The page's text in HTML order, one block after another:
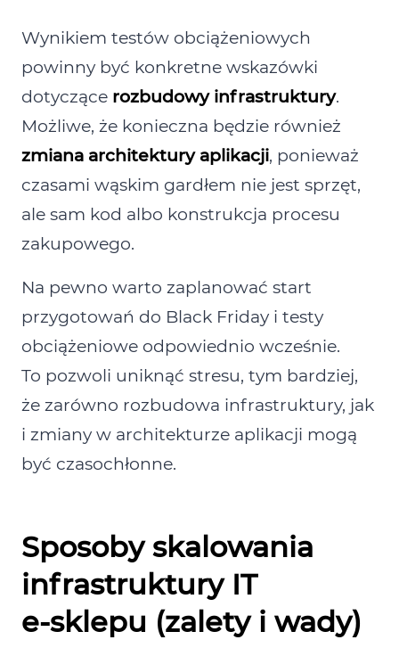
Wynikiem testów obciążeniowych
powinny być konkretne wskazówki
dotyczące rozbudowy infrastruktury.
Możliwe, że konieczna będzie również
zmiana architektury aplikacji, ponieważ
czasami wąskim gardłem nie jest sprzęt,
ale sam kod albo konstrukcja procesu
zakupowego.
Na pewno warto zaplanować start
przygotowań do Black Friday i testy
obciążeniowe odpowiednio wcześnie.
To pozwoli uniknąć stresu, tym bardziej,
że zarówno rozbudowa infrastruktury, jak
i zmiany w architekturze aplikacji mogą
być czasochłonne.
Sposoby skalowania
infrastruktury IT
e‑sklepu (zalety i wady)